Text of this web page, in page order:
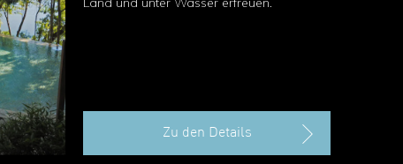
Zu den Details